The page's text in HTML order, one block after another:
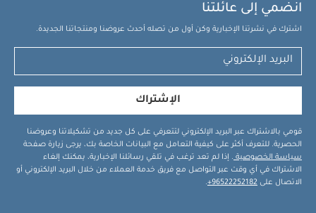
انضمي إلى عائلتنا
اشترك في نشرتنا الإخبارية وكن أول من تصله أحدث عروضنا ومنتجاتنا الجديدة.
الإشتراك
قومي بالاشتراك عبر البريد الإلكتروني لتتعرفي على كل جديد من تشكيلاتنا وعروضنا
الحصرية. للتعرف أكثر على كيفية التعامل مع البيانات الخاصة بك، يرجى زيارة صفحة
سياسة الخصوصية . إذا لم تعد ترغب في تلقي رسائلنا الإخبارية، يمكنك إلغاء
الاشتراك في أي وقت عبر التواصل مع فريق خدمة العملاء من خلال البريد الإلكتروني أو
الاتصال على 96522252182+
.